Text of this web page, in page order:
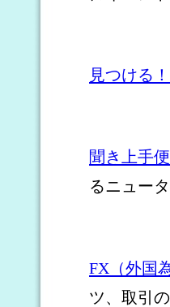
見つける
聞き上手
るニュー
FX（外国
ツ、取引